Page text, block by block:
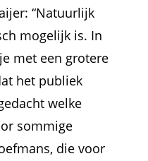
“Natuurlijk
mogelijk is. In
met een grotere
het publiek
welke
sommige
die voor